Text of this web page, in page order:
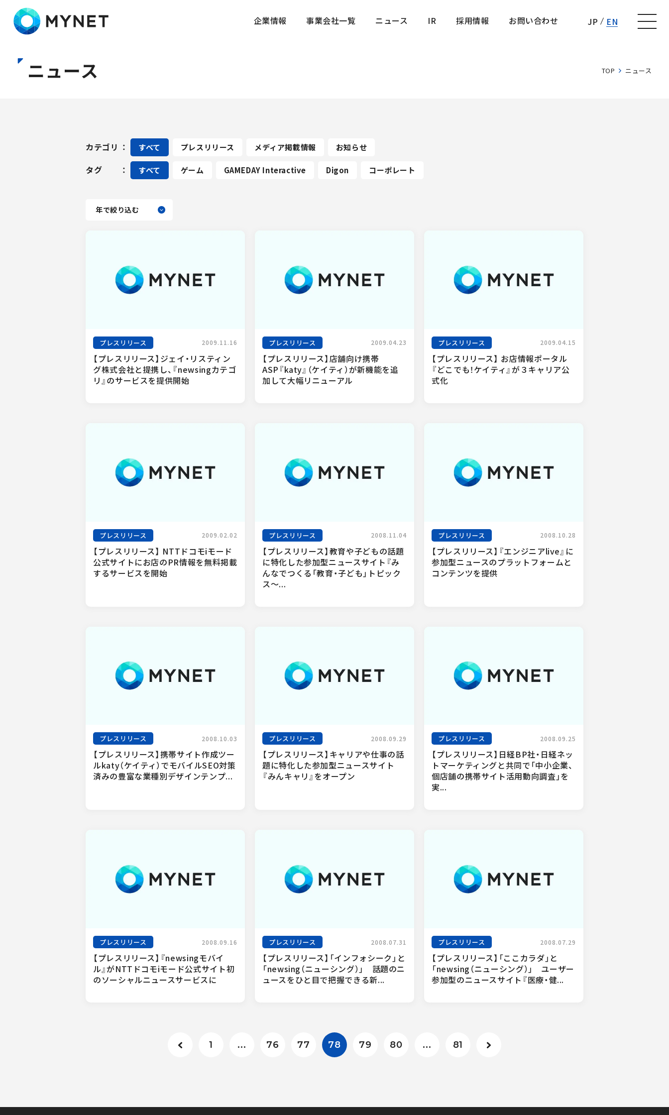
企業情報
事業会社一覧
ニュース
IR
採用情報
お問い合わせ
JP EN
TOP ニュース
ニュース
カテゴリ すべて プレスリリース メディア掲載情報 お知らせ
タグ すべて ゲーム GAMEDAY Interactive Digon コーポレート
プレスリリース 2009.11.16
【プレスリリース】ジェイ・リスティン
グ株式会社と提携し、『newsingカテゴ
リ』のサービスを提供開始
プレスリリース 2009.04.23
【プレスリリース】店舗向け携帯
ASP『katy』（ケイティ）が新機能を追
加して大幅リニューアル
プレスリリース 2009.04.15
【プレスリリース】 お店情報ポータル
『どこでも！ケイティ』が３キャリア公
式化
プレスリリース 2009.02.02
【プレスリリース】 NTTドコモiモード
公式サイトにお店のPR情報を無料掲載
するサービスを開始
プレスリリース 2008.11.04
【プレスリリース】教育や子どもの話題
に特化した参加型ニュースサイト『み
んなでつくる「教育・子ども」トピック
ス〜...
プレスリリース 2008.10.28
【プレスリリース】『エンジニアlive』に
参加型ニュースのプラットフォームと
コンテンツを提供
プレスリリース 2008.10.03
【プレスリリース】携帯サイト作成ツー
ルkaty（ケイティ）でモバイルSEO対策
済みの豊富な業種別デザインテンプ...
プレスリリース 2008.09.29
【プレスリリース】キャリアや仕事の話
題に特化した参加型ニュースサイト
『みんキャリ』をオープン
プレスリリース 2008.09.25
【プレスリリース】日経BP社・日経ネッ
トマーケティングと共同で「中小企業、
個店舗の携帯サイト活用動向調査」を
実...
プレスリリース 2008.09.16
【プレスリリース】『newsingモバイ
ル』がNTTドコモiモード公式サイト初
のソーシャルニュースサービスに
プレスリリース 2008.07.31
【プレスリリース】「インフォシーク」と
「newsing（ニューシング）」　話題のニ
ュースをひと目で把握できる新...
プレスリリース 2008.07.29
【プレスリリース】「ここカラダ」と
「newsing（ニューシング）」　ユーザー
参加型のニュースサイト『医療・健...
1 ... 76 77 78 79 80 ... 81